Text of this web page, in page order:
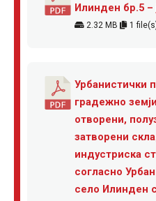
Илинден бр.5 –
2.32 MB 1
Урбанистички
градежно
отворени,
затворени
индустриска
согласно
село Илинден